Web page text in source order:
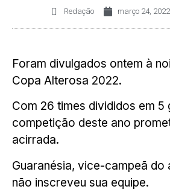
Redação março 24, 2022
Foram divulgados ontem à
Copa Alterosa 2022.
Com 26 times divididos em 5
competição deste ano
acirrada.
Guaranésia, vice-campeã do
não inscreveu sua equipe.